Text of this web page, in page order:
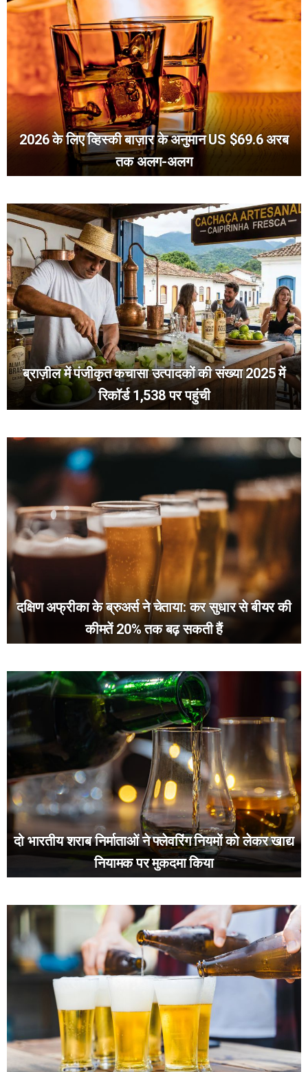
2026 के लिए व्हिस्की बाज़ार के अनुमान US $69.6 अरब
तक अलग-अलग
ब्राज़ील में पंजीकृत कचासा उत्पादकों की संख्या 2025 में
रिकॉर्ड 1,538 पर पहुंची
दक्षिण अफ्रीका के ब्रुअर्स ने चेताया: कर सुधार से बीयर की
कीमतें 20% तक बढ़ सकती हैं
दो भारतीय शराब निर्माताओं ने फ्लेवरिंग नियमों को लेकर खाद्य
नियामक पर मुकदमा किया